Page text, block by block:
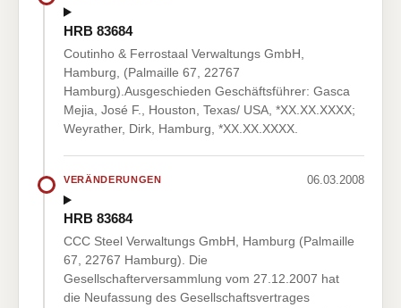
HRB 83684
Coutinho & Ferrostaal Verwaltungs GmbH,
Hamburg, (Palmaille 67, 22767
Hamburg).Ausgeschieden Geschäftsführer: Gasca
Mejia, José F., Houston, Texas/ USA, *XX.XX.XXXX;
Weyrather, Dirk, Hamburg, *XX.XX.XXXX.
VERÄNDERUNGEN 06.03.2008
HRB 83684
CCC Steel Verwaltungs GmbH, Hamburg (Palmaille
67, 22767 Hamburg). Die
Gesellschafterversammlung vom 27.12.2007 hat
die Neufassung des Gesellschaftsvertrages